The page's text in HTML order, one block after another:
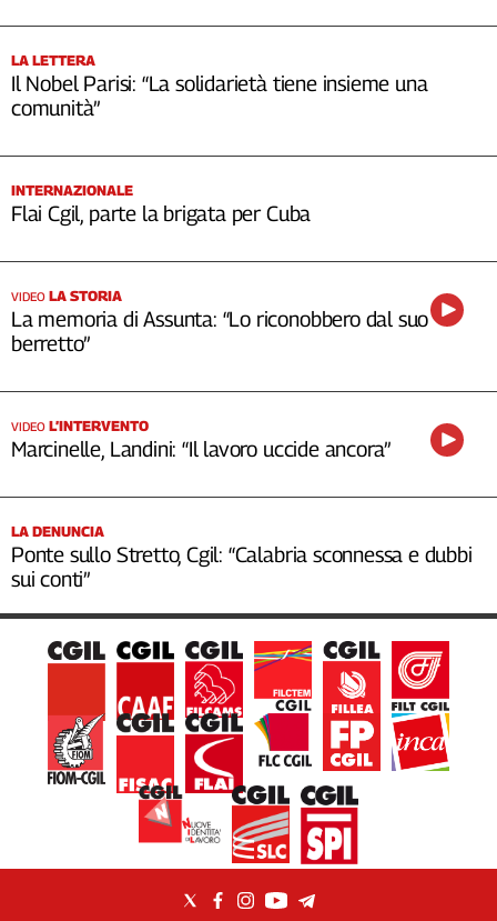
LA LETTERA
Il Nobel Parisi: “La solidarietà tiene insieme una
comunità”
INTERNAZIONALE
Flai Cgil, parte la brigata per Cuba
VIDEO LA STORIA
La memoria di Assunta: “Lo riconobbero dal suo
berretto”
VIDEO L’INTERVENTO
Marcinelle, Landini: “Il lavoro uccide ancora”
LA DENUNCIA
Ponte sullo Stretto, Cgil: “Calabria sconnessa e dubbi
sui conti”